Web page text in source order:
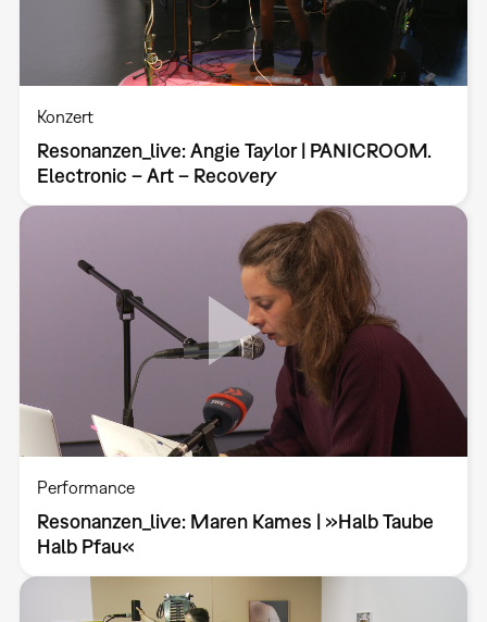
Konzert
Resonanzen_live: Angie Taylor | PANICROOM.
Electronic – Art – Recovery
Performance
Resonanzen_live: Maren Kames | »Halb Taube
Halb Pfau«